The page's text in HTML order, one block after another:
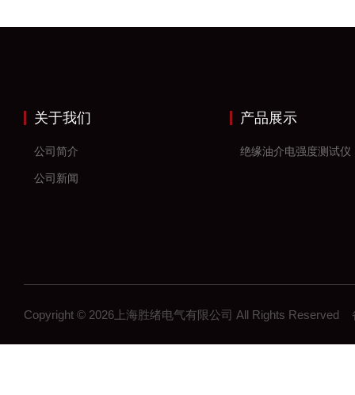
关于我们
公司简介
公司新闻
产品展示
绝缘油介电强度测试仪
Copyright © 2026上海胜绪电气有限公司 All Rights Reserved